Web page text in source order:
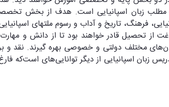
مطلب زبان اسپانیایی است. هدف از بخش
فرهنگ، تاریخ و آداب و رسوم ملت‏های
تحصیل قادر خواهند بود تا از دانش و
مختلف دولتی و خصوصی بهره گیرند. نقد و
زبان اسپانیایی از دیگر توانایی‌های است‌که